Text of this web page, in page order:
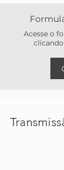
Acesse o